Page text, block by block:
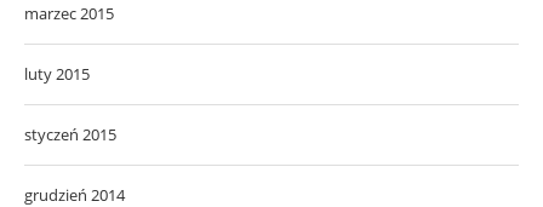
marzec 2015
luty 2015
styczeń 2015
grudzień 2014